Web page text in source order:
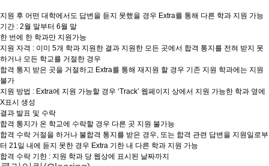
지원 후 어떤 대학에서도 답변을 듣지 못했을 경우 Extra를 통해 다른 학과 지원 가능
기간 : 2월 말부터 6월 말
한 번에 한 학과만 지원가능
지원 자격 : 이미 5개 학과 지원한 결과 지원한 모든 곳에서 합격 통지를 전혀 받지 못
하거나 모든 학교를 거절한 경우
합격 통지 받은 곳을 거절하고 Extra를 통해 재지원 할 경우 기존 지원 학과에는 지원
불가
지원 방법 : Extra에 지원 가능할 경우 ‘Track’ 웹페이지 상에서 지원 가능한 학과 옆에
X표시 생성
결과 발표 및 수락
합격 통지가 온 학교에 수락할 경우 다른 곳 지원 불가능
합격 수락 거절을 하거나 불합격 통지를 받은 경우, 또는 합격 관련 답변을 지원일로부
터 21일 내에 듣지 못한 경우 Extra 기한 내 다른 학과 지원 가능
합격 수락 기한 : 지원 학과 당 웹상에 표시된 날짜까지